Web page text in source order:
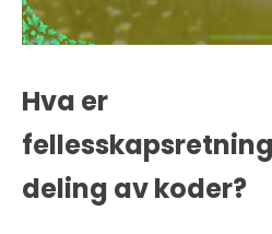
Hva er
deling av koder?